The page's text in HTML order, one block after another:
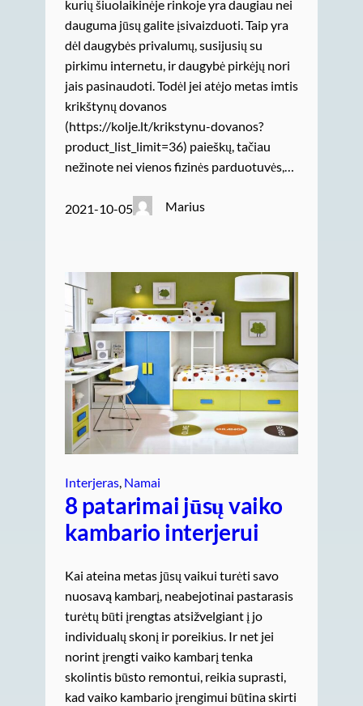
kurių šiuolaikinėje rinkoje yra daugiau nei
dauguma jūsų galite įsivaizduoti. Taip yra
dėl daugybės privalumų, susijusių su
pirkimu internetu, ir daugybė pirkėjų nori
jais pasinaudoti. Todėl jei atėjo metas imtis
krikštynų dovanos
(https://kolje.lt/krikstynu-dovanos?
product_list_limit=36) paieškų, tačiau
nežinote nei vienos fizinės parduotuvės,…
2021-10-05 Marius
Interjeras, Namai
8 patarimai jūsų vaiko
kambario interjerui
Kai ateina metas jūsų vaikui turėti savo
nuosavą kambarį, neabejotinai pastarasis
turėtų būti įrengtas atsižvelgiant į jo
individualų skonį ir poreikius. Ir net jei
norint įrengti vaiko kambarį tenka
skolintis būsto remontui, reikia suprasti,
kad vaiko kambario įrengimui būtina skirti